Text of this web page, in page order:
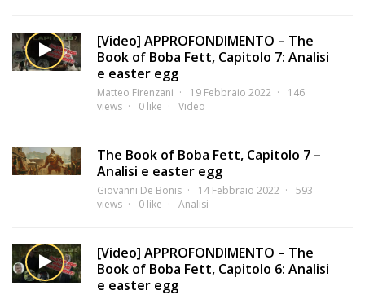
[Video] APPROFONDIMENTO – The
Book of Boba Fett, Capitolo 7: Analisi
e easter egg
Matteo Firenzani 19 Febbraio 2022
146
views
0 like Video
The Book of Boba Fett, Capitolo 7 –
Analisi e easter egg
Giovanni De Bonis 14 Febbraio 2022
593
views
0 like Analisi
[Video] APPROFONDIMENTO – The
Book of Boba Fett, Capitolo 6: Analisi
e easter egg